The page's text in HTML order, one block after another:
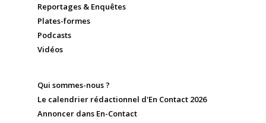
Reportages & Enquêtes
Plates-formes
Podcasts
Vidéos
Qui sommes-nous ?
Le calendrier rédactionnel d'En Contact 2026
Annoncer dans En-Contact